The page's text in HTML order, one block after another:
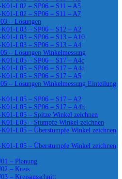
L02 – SP06 – S11 – A5
L02 – SP06 – S11 – A7
– Lösungen
L03 – SP06 – S12 – A2
L03 – SP06 – S13 – A10
L03 – SP06 – S13 – A4
– Lösungen Winkelmessung
L05 – SP06 – S17 – A4c
L05 – SP06 – S17 – A4d
L05 – SP06 – S17 – A5
– Lösungen Winkelmessung Einteilung
L05 – SP06 – S17 – A2
L05 – SP06 – S17 – A4b
L05 – Spitze Winkel zeichnen
L05 – Stumpfe Winkel zeichnen
L05 – Überstumpfe Winkel zeichnen
L05 – Überstumpfe Winkel zeichnen
– Planung
– Kreis
– Kreisausschnitt